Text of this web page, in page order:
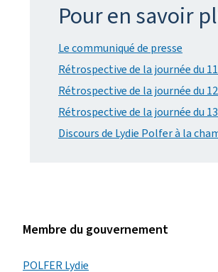
Pour en savoir
Le communiqué de presse
Rétrospective de la journée du
Rétrospective de la journée du
Rétrospective de la journée du
Discours de Lydie Polfer à la
Membre du gouvernement
POLFER Lydie